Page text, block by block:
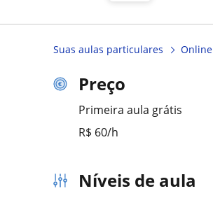
Suas aulas particulares Online
Preço
Primeira aula grátis
R$ 60/h
Níveis de aula